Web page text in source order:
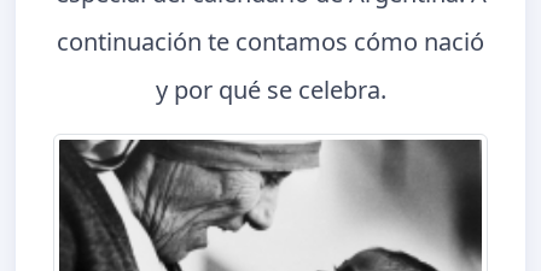
continuación te contamos cómo nació
y por qué se celebra.